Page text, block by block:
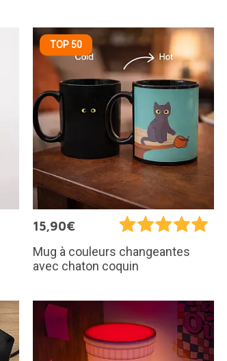
TOP 50
15,90€
Mug à couleurs changeantes
avec chaton coquin